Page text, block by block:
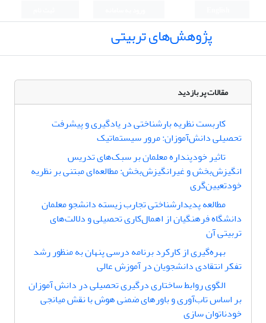
پژوهش‌های تربیتی
مقالات پر بازدید
کاربست نظریه بار‌شناختی در یادگیری و پیشرفت
تحصیلی دانش‌آموزان: مرور سیستماتیک
تاثیر خودپنداره معلمان بر سبک‌های تدریس
انگیزش‌بخش و غیرانگیزش‌بخش: مطالعه‌ای مبتنی بر نظریه
خودتعیین‌گری
مطالعه پدیدارشناختی تجارب زیسته دانشجو معلمان
دانشگاه فرهنگیان از اهمال‌کاری تحصیلی و دلالت‌های
تربیتی آن
بهره‌گیری از کارکرد برنامه درسی پنهان به منظور رشد
تفکر انتقادی دانشجویان در آموزش عالی
الگوی روابط ساختاری درگیری تحصیلی در دانش آموزان
بر اساس تاب‌آوری و باورهای ضمنی هوش با نقش میانجی
خودناتوان سازی